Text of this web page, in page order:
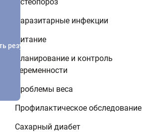
Паразитарные инфекции
Питание
Планирование и контроль
беременности
Проблемы веса
Профилактическое обследование
Сахарный диабет
результатов